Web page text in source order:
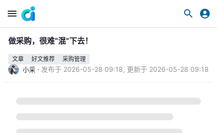
做采购，很难“混”下去！
文章 好文推荐 采购管理
小采 · 发布于 2026-05-28 09:18, 更新于 2026-05-28 09:18